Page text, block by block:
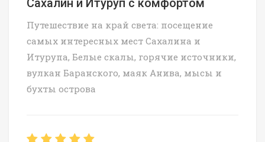
Путешествие на край света: посещение
самых интересных мест Сахалина и
Итурупа, Белые скалы, горячие источники,
вулкан Баранского, маяк Анива, мысы и
бухты острова